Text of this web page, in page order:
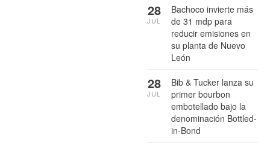
Bachoco invierte más
de 31 mdp para
reducir emisiones en
su planta de Nuevo
León
28
JUL
Bib & Tucker lanza su
primer bourbon
embotellado bajo la
denominación Bottled-
in-Bond
28
JUL